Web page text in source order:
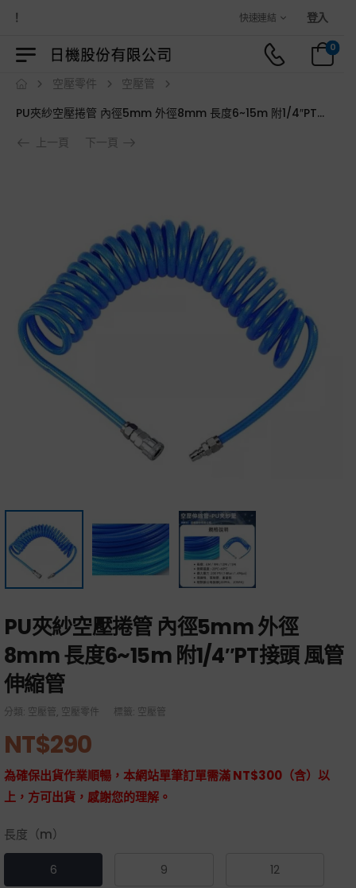
歡迎光臨日機官方購物商城！
快速連結 登入
0
空壓零件
空壓管
PU夾紗空壓捲管 內徑5mm 外徑8mm 長度6~15m 附1/4″PT接頭 風管 伸縮管
上一頁
下一頁
PU夾紗空壓捲管 內徑5mm 外徑
8mm 長度6~15m 附1/4″PT接頭 風管
伸縮管
分類: 空壓管, 空壓零件 標籤: 空壓管
NT$290
為確保出貨作業順暢，本網站單筆訂單需滿 NT$300（含）以
上，方可出貨，感謝您的理解。
長度（m）
6 9 12